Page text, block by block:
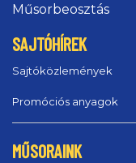
Műsorbeosztás
SAJTÓHÍREK
Sajtóközlemények
Promóciós anyagok
MŰSORAINK